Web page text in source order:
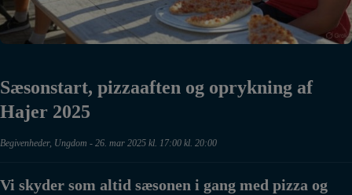
Sæsonstart, pizzaaften og oprykning af
Hajer 2025
Begivenheder, Ungdom - 26. mar 2025 kl. 17:00 kl. 20:00
Vi skyder som altid sæsonen i gang med pizza og